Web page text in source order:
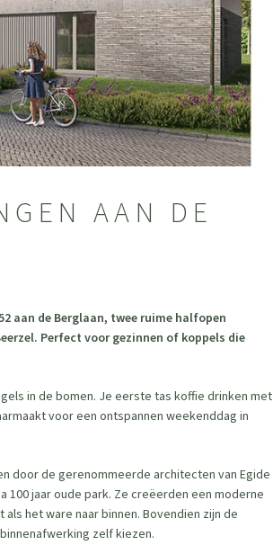
AAN DE
aan de Berglaan, twee ruime halfopen
Perfect voor gezinnen of koppels die
in de bomen. Je eerste tas koffie drinken met
voor een ontspannen weekenddag in
door de gerenommeerde architecten van Egide
100 jaar oude park. Ze creëerden een moderne
het ware naar binnen. Bovendien zijn de
zelf kiezen.